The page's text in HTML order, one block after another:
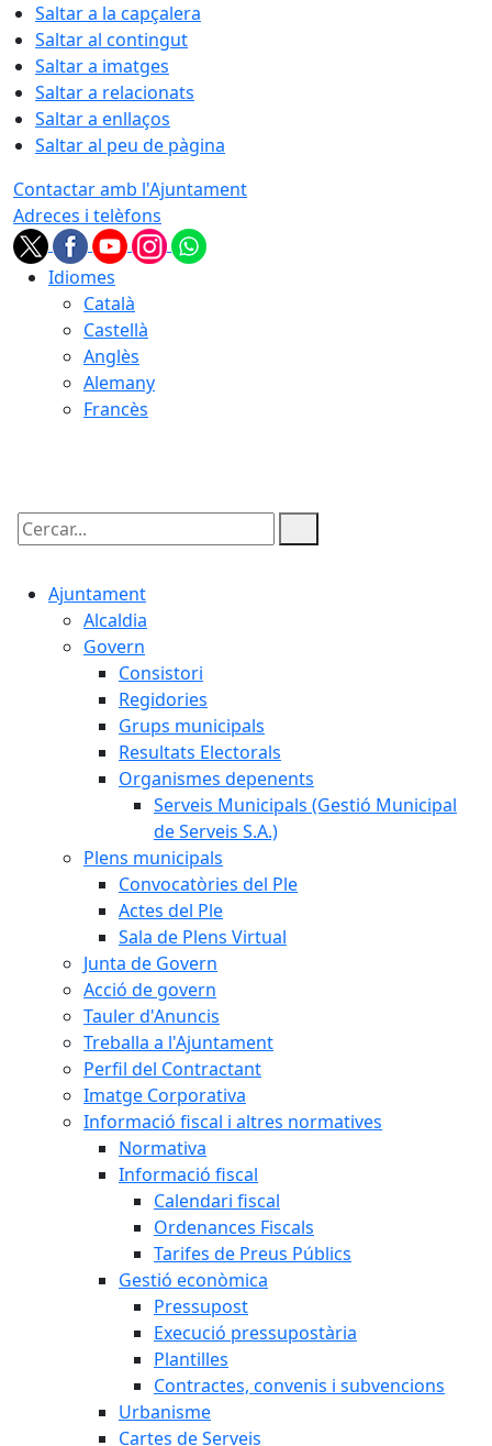
Saltar a la capçalera
Saltar al contingut
Saltar a imatges
Saltar a relacionats
Saltar a enllaços
Saltar al peu de pàgina
Contactar amb l'Ajuntament
Adreces i telèfons
Idiomes
Català
Castellà
Anglès
Alemany
Francès
Cercar:
Ajuntament
Alcaldia
Govern
Consistori
Regidories
Grups municipals
Resultats Electorals
Organismes depenents
Serveis Municipals (Gestió Municipal
de Serveis S.A.)
Plens municipals
Convocatòries del Ple
Actes del Ple
Sala de Plens Virtual
Junta de Govern
Acció de govern
Tauler d'Anuncis
Treballa a l'Ajuntament
Perfil del Contractant
Imatge Corporativa
Informació fiscal i altres normatives
Normativa
Informació fiscal
Calendari fiscal
Ordenances Fiscals
Tarifes de Preus Públics
Gestió econòmica
Pressupost
Execució pressupostària
Plantilles
Contractes, convenis i subvencions
Urbanisme
Cartes de Serveis